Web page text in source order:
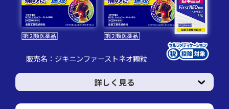
販売名：ジキニンファーストネオ顆粒
詳しく見る